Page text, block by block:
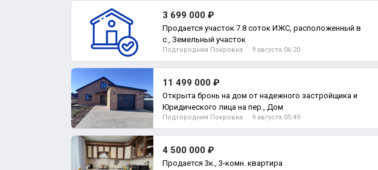
3 699 000 ₽
Продается участок 7.8 соток ИЖС, расположенный в
с., Земельный участок
Подгородняя Покровка 9 августа 06:20
11 499 000 ₽
Открыта бронь на дом от надежного застройщика и
Юридического лица на пер., Дом
Подгородняя Покровка 9 августа 05:49
4 500 000 ₽
Продается 3к., 3-комн. квартира